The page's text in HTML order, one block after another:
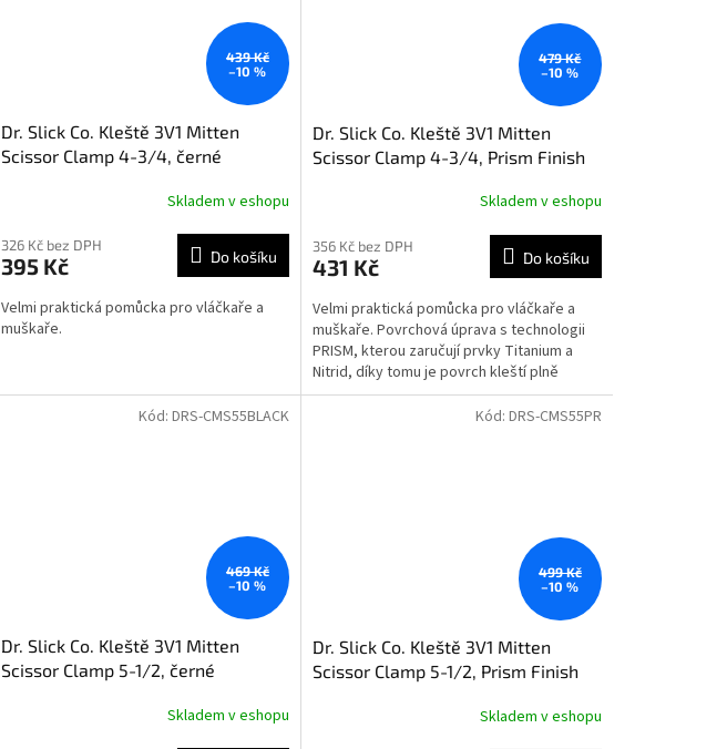
439 Kč
–10 %
Dr. Slick Co. Kleště 3V1 Mitten
Scissor Clamp 4-3/4, černé
Skladem v eshopu
326 Kč bez DPH
395 Kč Do košíku
Velmi praktická pomůcka pro vláčkaře a
muškaře.
479 Kč
–10 %
Dr. Slick Co. Kleště 3V1 Mitten
Scissor Clamp 4-3/4, Prism Finish
Skladem v eshopu
356 Kč bez DPH
431 Kč Do košíku
Velmi praktická pomůcka pro vláčkaře a
muškaře. Povrchová úprava s technologii
PRISM, kterou zaručují prvky Titanium a
Nitrid, díky tomu je povrch kleští plně
odolný vůči...
469 Kč
–10 %
Dr. Slick Co. Kleště 3V1 Mitten
Scissor Clamp 5-1/2, černé
Skladem v eshopu
Kód: DRS-CMS55BLACK
499 Kč
–10 %
Dr. Slick Co. Kleště 3V1 Mitten
Scissor Clamp 5-1/2, Prism Finish
Skladem v eshopu
Kód: DRS-CMS55PR